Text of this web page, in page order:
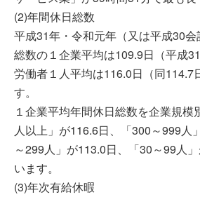
(2)年間休日総数
平成31年・令和元年（又は平成30
総数の１企業平均は109.9日（平成
労働者１人平均は116.0日（同114.7
す。
１企業平均年間休日総数を企業規模
人以上」が116.6日、「300～999人
～299人」が113.0日、「30～99人
います。
(3)年次有給休暇